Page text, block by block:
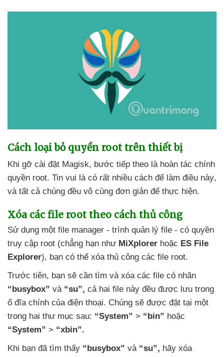
Cách loại bỏ quyền root trên thiết bị
Khi gỡ cài đặt Magisk, bước tiếp theo là hoàn tác chính
quyền root. Tin vui là có rất nhiều cách để làm điều này,
và tất cả chúng đều vô cùng đơn giản để thực hiện.
Xóa các file root theo cách thủ công
Sử dụng một file manager - trình quản lý file - có quyền
truy cập root (chẳng hạn như MiXplorer hoặc ES File
Explorer), bạn có thể xóa thủ công các file root.
Trước tiên, bạn sẽ cần tìm và xóa các file có nhãn
“busybox” và “su”, cả hai file này đều được lưu trong
ổ đĩa chính của điện thoại. Chúng sẽ được đặt tại một
trong hai thư mục sau: “System” > “bin” hoặc
“System” > “xbin”.
Khi bạn đã tìm thấy “busybox” và “su”, hãy xóa